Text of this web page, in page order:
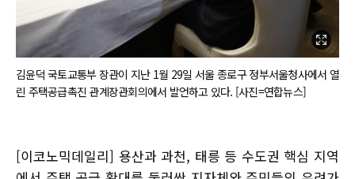
김윤덕 국토교통부 장관이 지난 1월 29일 서울 종로구 정부서울청사에서 열
린 주택공급촉진 관계장관회의에서 발언하고 있다. [사진=연합뉴스]
[이코노믹데일리] 용산과 과천, 태릉 등 수도권 핵심 지역